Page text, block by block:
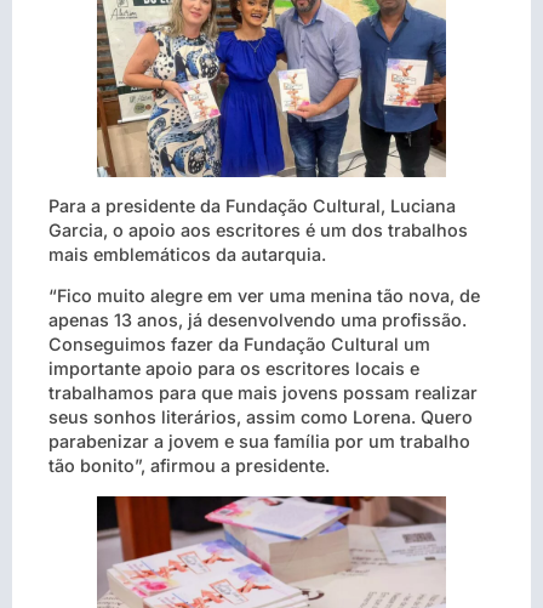
Para a presidente da Fundação Cultural, Luciana
Garcia, o apoio aos escritores é um dos trabalhos
mais emblemáticos da autarquia.
“Fico muito alegre em ver uma menina tão nova, de
apenas 13 anos, já desenvolvendo uma profissão.
Conseguimos fazer da Fundação Cultural um
importante apoio para os escritores locais e
trabalhamos para que mais jovens possam realizar
seus sonhos literários, assim como Lorena. Quero
parabenizar a jovem e sua família por um trabalho
tão bonito”, afirmou a presidente.